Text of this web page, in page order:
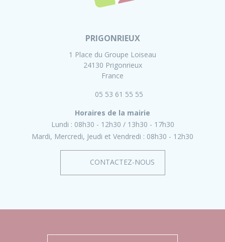
PRIGONRIEUX
1 Place du Groupe Loiseau
24130 Prigonrieux
France
05 53 61 55 55
Horaires de la mairie
Lundi : 08h30 - 12h30
13h30 - 17h30
Mardi, Mercredi, Jeudi et Vendredi : 08h30 - 12h30
CONTACTEZ-NOUS